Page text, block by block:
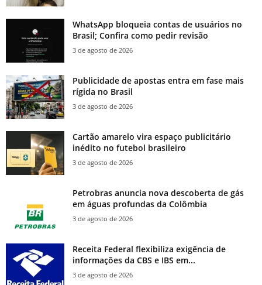
WhatsApp bloqueia contas de usuários no
Brasil; Confira como pedir revisão
3 de agosto de 2026
Publicidade de apostas entra em fase mais
rígida no Brasil
3 de agosto de 2026
Cartão amarelo vira espaço publicitário
inédito no futebol brasileiro
3 de agosto de 2026
Petrobras anuncia nova descoberta de gás
em águas profundas da Colômbia
3 de agosto de 2026
Receita Federal flexibiliza exigência de
informações da CBS e IBS em...
3 de agosto de 2026